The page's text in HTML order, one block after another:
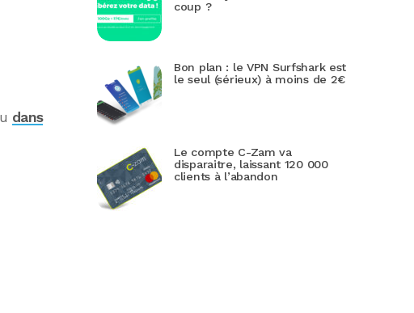
dans
coup ?
Bon plan : le VPN Surfshark est
le seul (sérieux) à moins de 2€
Le compte C-Zam va
disparaitre, laissant 120 000
clients à l’abandon